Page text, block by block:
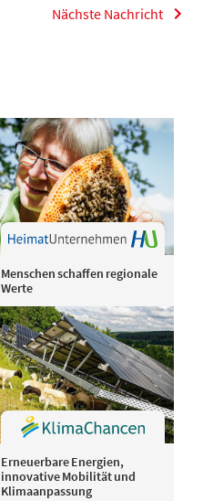
Nächste Nachricht
Menschen schaffen regionale
Werte
Erneuerbare Energien,
innovative Mobilität und
Klimaanpassung